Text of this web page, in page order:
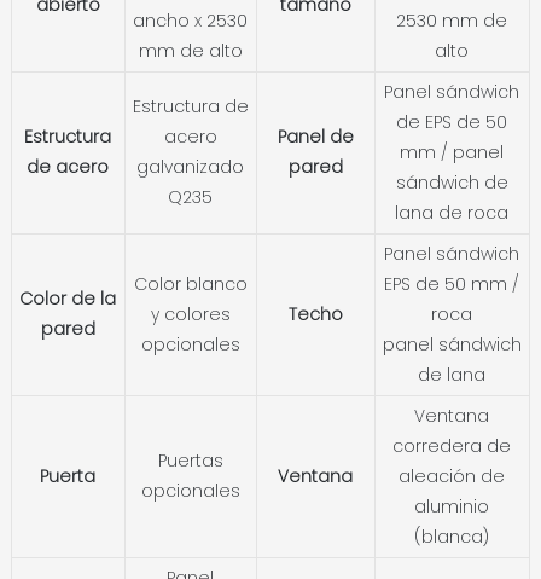
abierto
ancho x 2530
mm de alto
tamaño
2530 mm de
alto
Estructura
de acero
Estructura de
acero
galvanizado
Q235
Panel de
pared
Panel sándwich
de EPS de 50
mm / panel
sándwich de
lana de roca
Color de la
pared
Color blanco
y colores
opcionales
Techo
Panel sándwich
EPS de 50 mm /
roca
panel sándwich
de lana
Puerta
Puertas
opcionales
Ventana
Ventana
corredera de
aleación de
aluminio
(blanca)